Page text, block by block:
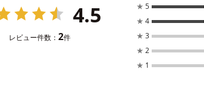
4.5
レビュー件数： 2件
★ 5
★ 4
★ 3
★ 2
★ 1